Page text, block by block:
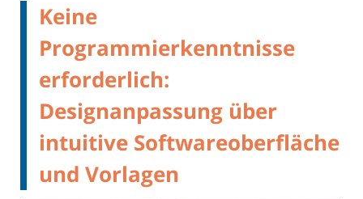
Keine
Programmierkenntnisse
erforderlich:
Designanpassung über
intuitive Softwareoberfläche
und Vorlagen